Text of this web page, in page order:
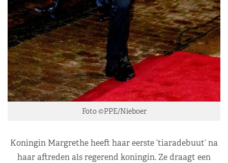
Foto ©PPE/Nieboer
Koningin Margrethe heeft haar eerste ’tiaradebuut’ na
haar aftreden als regerend koningin. Ze draagt een